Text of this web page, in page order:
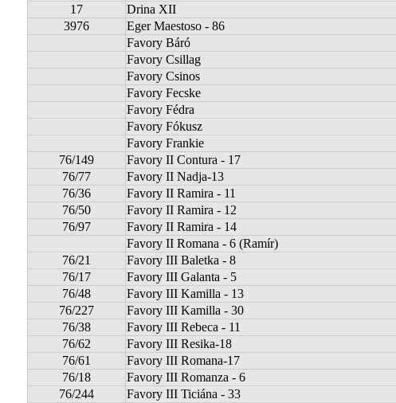
17
Drina XII
3976
Eger Maestoso - 86
Favory Báró
Favory Csillag
Favory Csinos
Favory Fecske
Favory Fédra
Favory Fókusz
Favory Frankie
76/149
Favory II Contura - 17
76/77
Favory II Nadja-13
76/36
Favory II Ramira - 11
76/50
Favory II Ramira - 12
76/97
Favory II Ramira - 14
Favory II Romana - 6 (Ramír)
76/21
Favory III Baletka - 8
76/17
Favory III Galanta - 5
76/48
Favory III Kamilla - 13
76/227
Favory III Kamilla - 30
76/38
Favory III Rebeca - 11
76/62
Favory III Resika-18
76/61
Favory III Romana-17
76/18
Favory III Romanza - 6
76/244
Favory III Ticiána - 33